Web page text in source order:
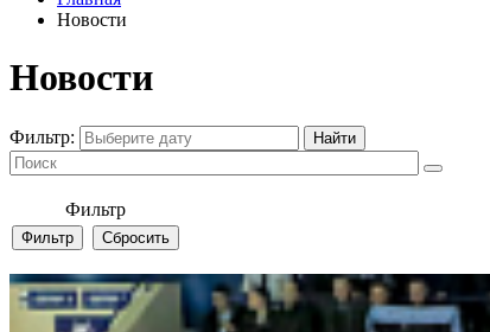
Новости
Новости
Фильтр:
Фильтр